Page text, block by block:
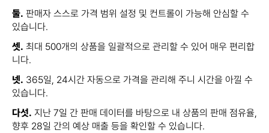
둘. 판매자 스스로 가격 범위 설정 및 컨트롤이 가능해 안심할 수
있습니다.
셋. 최대 500개의 상품을 일괄적으로 관리할 수 있어 매우 편리합
니다.
넷. 365일, 24시간 자동으로 가격을 관리해 주니 시간을 아낄 수
있습니다.
다섯. 지난 7일 간 판매 데이터를 바탕으로 내 상품의 판매 점유율,
향후 28일 간의 예상 매출 등을 확인할 수 있습니다.